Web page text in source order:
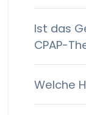
Ist das
CPAP-
Welche